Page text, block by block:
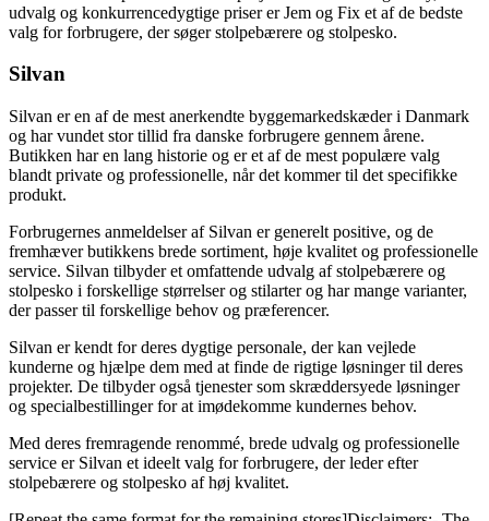
udvalg og konkurrencedygtige priser er Jem og Fix et af de bedste
valg for forbrugere, der søger stolpebærere og stolpesko.
Silvan
Silvan er en af ​​de mest anerkendte byggemarkedskæder i Danmark
og har vundet stor tillid fra danske forbrugere gennem årene.
Butikken har en lang historie og er et af de mest populære valg
blandt private og professionelle, når det kommer til det specifikke
produkt.
Forbrugernes anmeldelser af Silvan er generelt positive, og de
fremhæver butikkens brede sortiment, høje kvalitet og professionelle
service. Silvan tilbyder et omfattende udvalg af stolpebærere og
stolpesko i forskellige størrelser og stilarter og har mange varianter,
der passer til forskellige behov og præferencer.
Silvan er kendt for deres dygtige personale, der kan vejlede
kunderne og hjælpe dem med at finde de rigtige løsninger til deres
projekter. De tilbyder også tjenester som skræddersyede løsninger
og specialbestillinger for at imødekomme kundernes behov.
Med deres fremragende renommé, brede udvalg og professionelle
service er Silvan et ideelt valg for forbrugere, der leder efter
stolpebærere og stolpesko af høj kvalitet.